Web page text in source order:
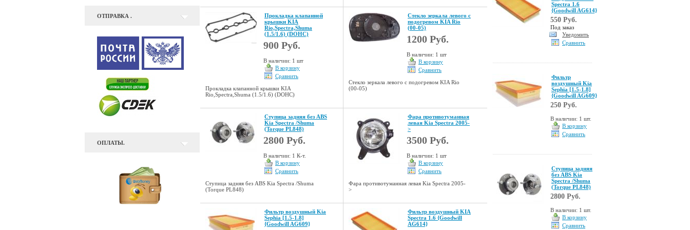
ОТПРАВКА .
ОПЛАТЫ.
Прокладка клапанной
крышки KIA
Rio,Spectra,Shuma
(1.5/1.6) (DOHC)
900 Руб.
В наличии: 1 шт
В корзину
Сравнить
Прокладка клапанной крышки KIA
Rio,Spectra,Shuma (1.5/1.6) (DOHC)
Стекло зеркала левого с
подогревом KIA Rio
(00-05)
1200 Руб.
В наличии: 1 шт
В корзину
Сравнить
Стекло зеркала левого с подогревом KIA Rio
(00-05)
Ступица задняя без ABS
Kia Speсtra /Shuma
(Torque PL848)
2800 Руб.
В наличии: 1 К-т.
В корзину
Сравнить
Ступица задняя без ABS Kia Speсtra /Shuma
(Torque PL848)
Фара противотуманная
левая Kia Spectra 2005-
>
3500 Руб.
В наличии: 1 шт
В корзину
Сравнить
Фара противотуманная левая Kia Spectra 2005-
>
Фильтр воздушный Kia
Sephia [1.5-1.8]
{Goodwill AG609}
Фильтр воздушный KIA
Spectra 1.6 {Goodwill
AG614}
Spectra 1.6
{Goodwill AG614}
550 Руб.
Под заказ
Уведомить
Сравнить
Фильтр
воздушный Kia
Sephia [1.5-1.8]
{Goodwill AG609}
250 Руб.
В наличии: 1 шт.
В корзину
Сравнить
Ступица задняя
без ABS Kia
Speсtra /Shuma
(Torque PL848)
2800 Руб.
В наличии: 1 шт.
В корзину
Сравнить